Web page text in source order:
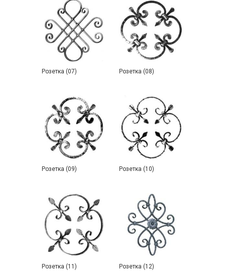
Розетка (07) Розетка (08)
Розетка (09) Розетка (10)
Розетка (11) Розетка (12)